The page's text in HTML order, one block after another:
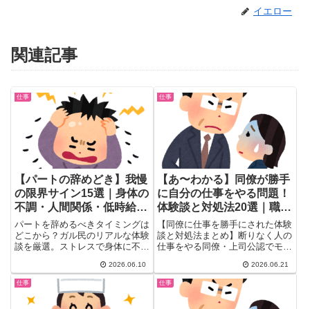
イエロー
関連記事
仕事
【パートの辞めどき】我慢
の限界サイン15選｜身体の
不調・人間関係・低時給に
悩むガル民の本音
パートを辞めるべきタイミングは
どこから？ガル民のリアルな体験
談を厳選。ストレスで身体に不調
係、低時給など『我慢の限界サイ
ン』を15以上の本音とともに紹
介。今まさに辞めるか悩む主婦
へ、士業補助あるあるも収録。
2026.06.10
仕事
【あ〜わかる】同僚が勝手
に自分の仕事をやる問題！
体験談と対処法20選｜職場
のモヤモヤ解消
【同僚に仕事を勝手にされた体験
談と対処法まとめ】断りなく人の
仕事をやる同僚・上司公認でモヤ
出しに隠す・付箋作戦・上司の上
司へ相談など実践的な対策を厳
選。職場の困った同僚に悩む方の
ための本音まとめ。
2026.06.21
仕事 仕事